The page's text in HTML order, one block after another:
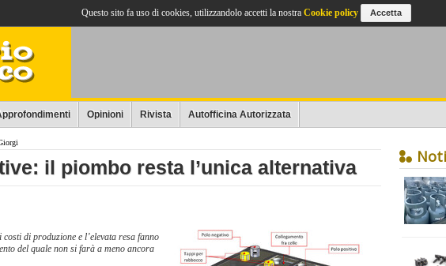
Opinioni Rivista Autofficina Autorizzata
il piombo resta l’unica alternativa
di produzione e l’elevata resa fanno
del quale non si farà a meno ancora
Questo sito fa uso di cookies, utilizzandolo accetti la nostra Cookie policy Accetta